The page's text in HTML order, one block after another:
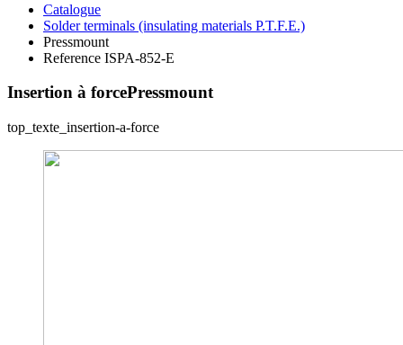
Catalogue
Solder terminals (insulating materials P.T.F.E.)
Pressmount
Reference ISPA-852-E
Insertion à forcePressmount
top_texte_insertion-a-force